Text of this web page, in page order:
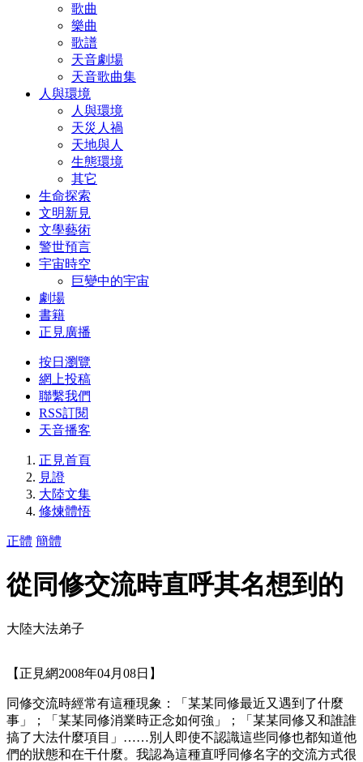
歌曲
樂曲
歌譜
天音劇場
天音歌曲集
人與環境
人與環境
天災人禍
天地與人
生態環境
其它
生命探索
文明新見
文學藝術
警世預言
宇宙時空
巨變中的宇宙
劇場
書籍
正見廣播
按日瀏覽
網上投稿
聯繫我們
RSS訂閱
天音播客
正見首頁
見證
大陸文集
修煉體悟
正體 簡體
從同修交流時直呼其名想到的
大陸大法弟子
【正見網2008年04月08日】
同修交流時經常有這種現象：「某某同修最近又遇到了什麼
事」；「某某同修消業時正念如何強」；「某某同修又和誰誰
搞了大法什麼項目」……別人即使不認識這些同修也都知道他
們的狀態和在干什麼。我認為這種直呼同修名字的交流方式很